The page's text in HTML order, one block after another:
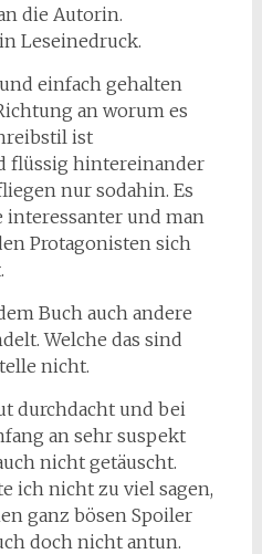
die Autorin.
Leseinedruck.
einfach gehalten
an worum es
ist
flüssig hintereinander
nur sodahin. Es
interessanter und man
Protagonisten sich
Buch auch andere
Welche das sind
nicht.
durchdacht und bei
an sehr suspekt
nicht getäuscht.
ich nicht zu viel sagen,
ganz bösen Spoiler
doch nicht antun.